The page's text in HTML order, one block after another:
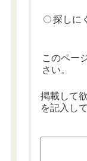
探しに
このペー
さい。
掲載して
を記入し